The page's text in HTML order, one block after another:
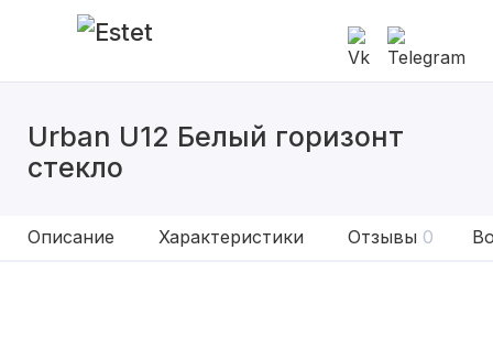
Urban U12 Белый горизонт
стекло
Описание Характеристики Отзывы 0